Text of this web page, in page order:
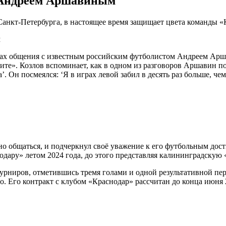
Петербурга, в настоящее время защищает цвета команды
общения с известным российским футболистом Андреем
Козлов вспоминает, как в одном из разговоров Аршавин
Он посмеялся: ‘Я в играх левой забил в десять раз больше,
и подчеркнул своё уважение к его футбольным
летом 2024 года, до этого представляя калининградскую
отметившись тремя голами и одной результативной
Его контракт с клубом «Краснодар» рассчитан до конца